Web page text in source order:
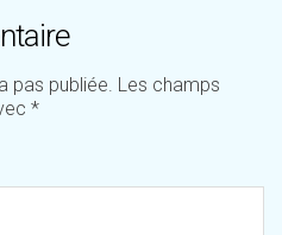
pas publiée. Les champs
*